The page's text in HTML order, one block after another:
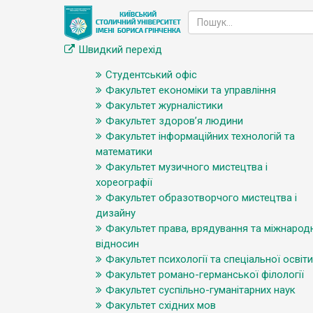
Швидкий перехід
Студентський офіс
Факультет економіки та управління
Факультет журналістики
Факультет здоров’я людини
Факультет інформаційних технологій та
математики
Факультет музичного мистецтва і
хореографії
Факультет образотворчого мистецтва і
дизайну
Факультет права, врядування та
відносин
Факультет психології та спеціальної освіти
Факультет романо-германської філології
Факультет суспільно-гуманітарних наук
Факультет східних мов